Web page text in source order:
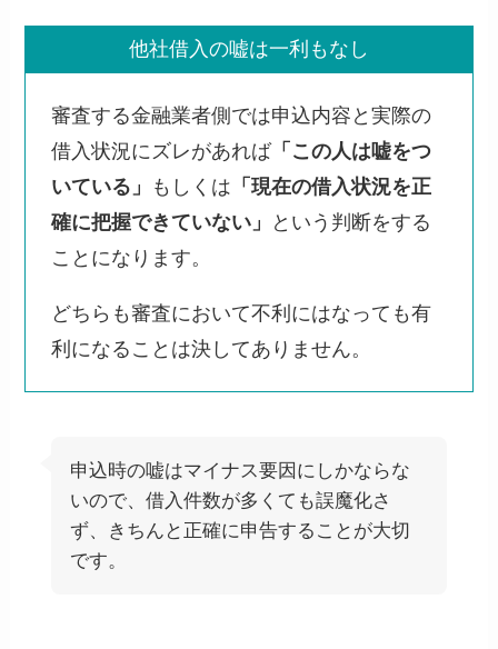
他社借入の嘘は一利もなし
審査する金融業者側では申込内容と実際の
借入状況にズレがあれば「この人は嘘をつ
いている」
もしくは 「現在の借入状況を正
確に把握できていない」
という判断をする
ことになります。
どちらも審査において不利にはなっても有
利になることは決してありません。
申込時の嘘はマイナス要因にしかならな
いので、借入件数が多くても誤魔化さ
ず、きちんと正確に申告することが大切
です。